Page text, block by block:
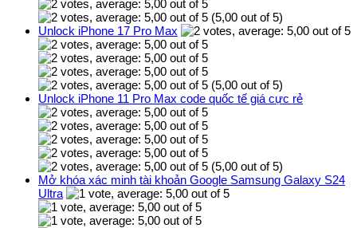
(5,00 out of 5)
Unlock iPhone 17 Pro Max
(5,00 out of 5)
Unlock iPhone 11 Pro Max code quốc tế giá cực rẻ
(5,00 out of 5)
Mở khóa xác minh tài khoản Google Samsung Galaxy S24
Ultra